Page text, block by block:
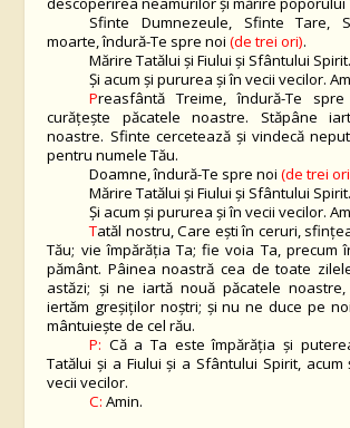
Sfinte Dumnezeule, Sfinte Tare,
moarte, îndură-Te spre noi (de trei ori).
Mărire Tatălui şi Fiului şi Sfântului Spirit.
Şi acum şi pururea şi în vecii vecilor.
Preasfântă Treime, îndură-Te
curăţeşte păcatele noastre. Stăpâne
noastre. Sfinte cercetează şi vindecă
pentru numele Tău.
Doamne, îndură-Te spre noi(de trei
Mărire Tatălui şi Fiului şi Sfântului Spirit.
Şi acum şi pururea şi în vecii vecilor.
Tatăl nostru, Care eşti în ceruri,
Tău; vie împărăţia Ta; fie voia Ta, precum
pământ. Pâinea noastră cea de toate
astăzi; şi ne iartă nouă păcatele
iertăm greşiţilor noştri; şi nu ne duce pe
mântuieşte de cel rău.
P: Că a Ta este împărăţia şi
Tatălui şi a Fiului şi a Sfântului Spirit,
vecii vecilor.
C:Amin.